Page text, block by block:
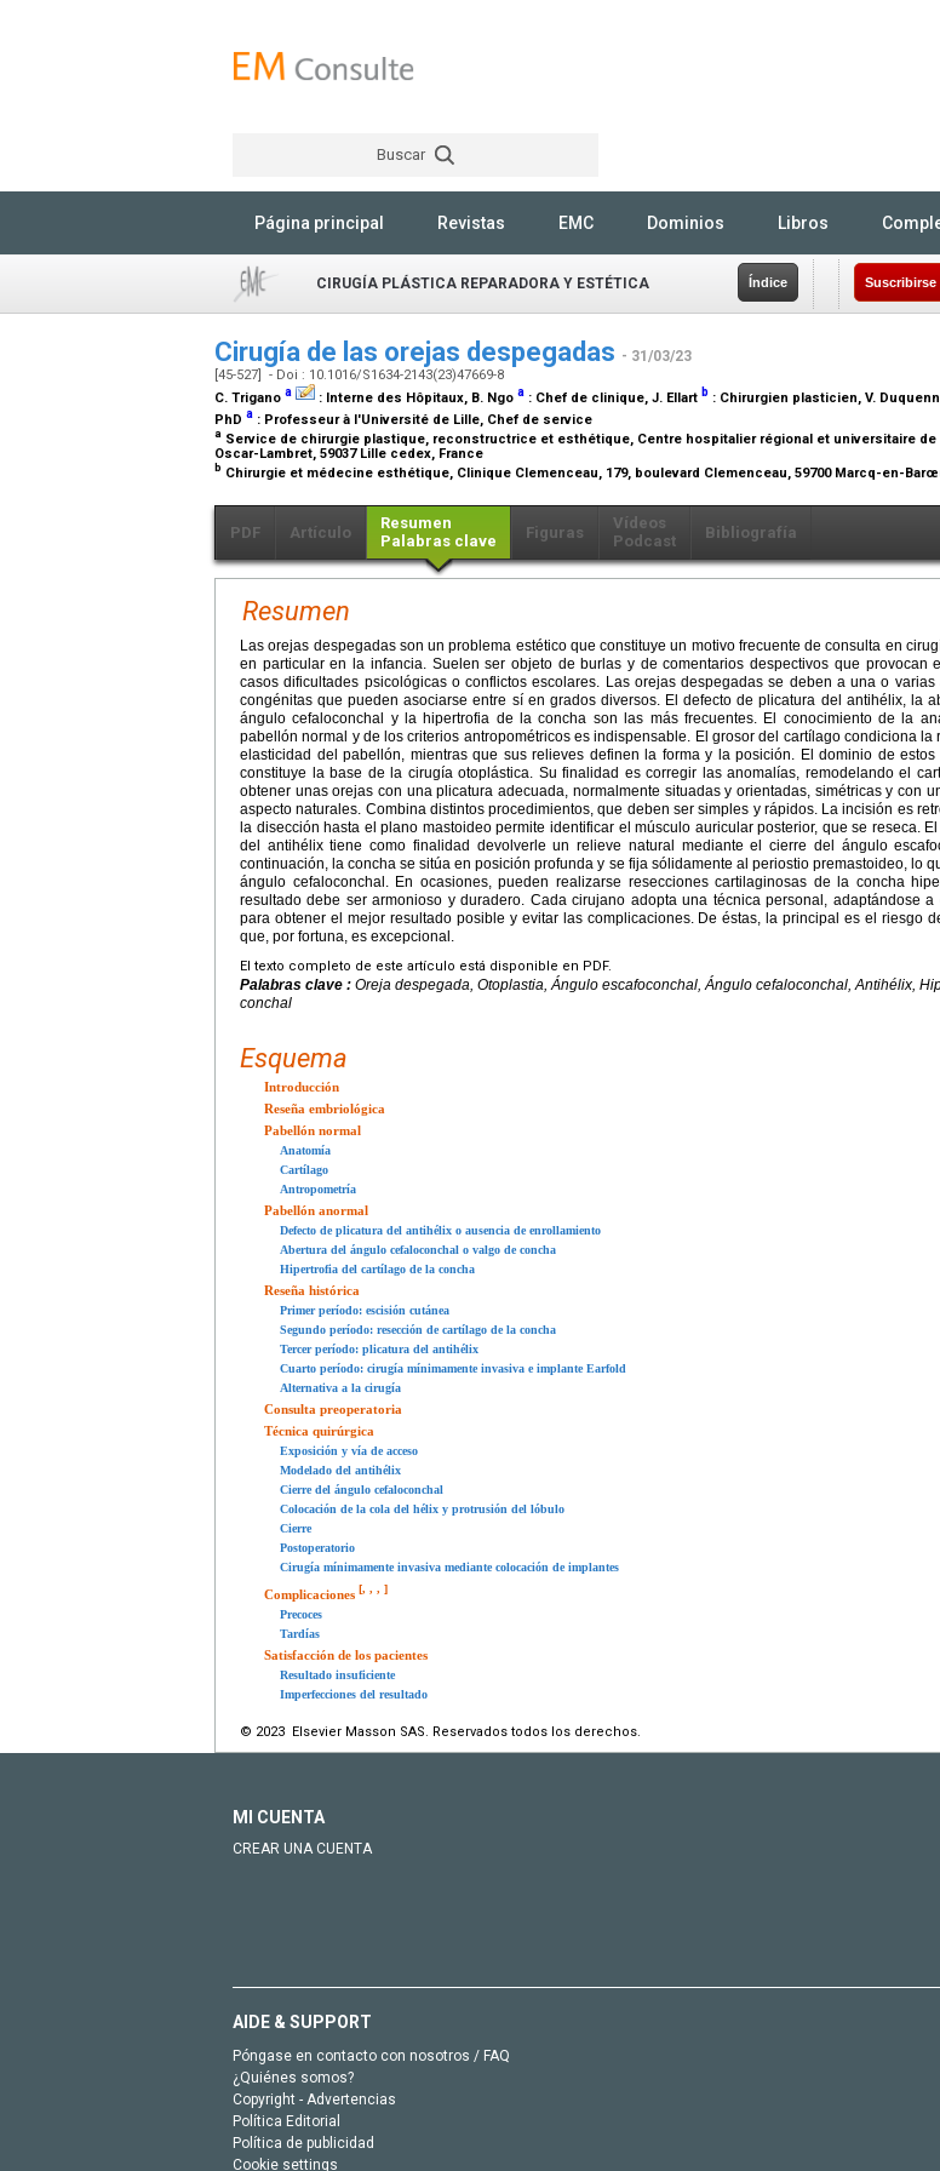
Buscar
Página principal Revistas EMC Dominios Libros
CIRUGÍA PLÁSTICA REPARADORA Y ESTÉTICA Índice Suscribirse
Cirugía de las orejas despegadas - 31/03/23
[45-527] - Doi : 10.1016/S1634-2143(23)47669-8
C. Trigano a : Interne des Hôpitaux, B. Ngo a : Chef de clinique, J. Ellart b : Chirurgien plasticien, V.
PhD a : Professeur à l'Université de Lille, Chef de service
a Service de chirurgie plastique, reconstructrice et esthétique, Centre hospitalier régional et universitaire de
Oscar-Lambret, 59037 Lille cedex, France
b Chirurgie et médecine esthétique, Clinique Clemenceau, 179, boulevard Clemenceau, 59700 Marcq-en-
PDF Artículo
Resumen
Palabras clave
Figuras
Vídeos
Podcast
Bibliografía
Resumen
Las orejas despegadas son un problema estético que constituye un motivo frecuente de consulta en
en particular en la infancia. Suelen ser objeto de burlas y de comentarios despectivos que provocan
casos dificultades psicológicas o conflictos escolares. Las orejas despegadas se deben a una o varias
congénitas que pueden asociarse entre sí en grados diversos. El defecto de plicatura del antihélix, la
ángulo cefaloconchal y la hipertrofia de la concha son las más frecuentes. El conocimiento de la
pabellón normal y de los criterios antropométricos es indispensable. El grosor del cartílago condiciona la
elasticidad del pabellón, mientras que sus relieves definen la forma y la posición. El dominio de estos
constituye la base de la cirugía otoplástica. Su finalidad es corregir las anomalías, remodelando el
obtener unas orejas con una plicatura adecuada, normalmente situadas y orientadas, simétricas y con
aspecto naturales. Combina distintos procedimientos, que deben ser simples y rápidos. La incisión es
la disección hasta el plano mastoideo permite identificar el músculo auricular posterior, que se reseca.
del antihélix tiene como finalidad devolverle un relieve natural mediante el cierre del ángulo
continuación, la concha se sitúa en posición profunda y se fija sólidamente al periostio premastoideo, lo
ángulo cefaloconchal. En ocasiones, pueden realizarse resecciones cartilaginosas de la concha
resultado debe ser armonioso y duradero. Cada cirujano adopta una técnica personal, adaptándose a
para obtener el mejor resultado posible y evitar las complicaciones. De éstas, la principal es el riesgo
que, por fortuna, es excepcional.
El texto completo de este artículo está disponible en PDF.
Palabras clave : Oreja despegada, Otoplastia, Ángulo escafoconchal, Ángulo cefaloconchal, Antihélix,
conchal
Esquema
Introducción
Reseña embriológica
Pabellón normal
Anatomía
Cartílago
Antropometría
Pabellón anormal
Defecto de plicatura del antihélix o ausencia de enrollamiento
Abertura del ángulo cefaloconchal o valgo de concha
Hipertrofia del cartílago de la concha
Reseña histórica
Primer período: escisión cutánea
Segundo período: resección de cartílago de la concha
Tercer período: plicatura del antihélix
Cuarto período: cirugía mínimamente invasiva e implante Earfold
Alternativa a la cirugía
Consulta preoperatoria
Técnica quirúrgica
Exposición y vía de acceso
Modelado del antihélix
Cierre del ángulo cefaloconchal
Colocación de la cola del hélix y protrusión del lóbulo
Cierre
Postoperatorio
Cirugía mínimamente invasiva mediante colocación de implantes
Complicaciones [, , , ]
Precoces
Tardías
Satisfacción de los pacientes
Resultado insuficiente
Imperfecciones del resultado
© 2023 Elsevier Masson SAS. Reservados todos los derechos.
MI CUENTA
CREAR UNA CUENTA
AIDE & SUPPORT
Póngase en contacto con nosotros / FAQ
¿Quiénes somos?
Copyright - Advertencias
Política Editorial
Política de publicidad
Cookie settings